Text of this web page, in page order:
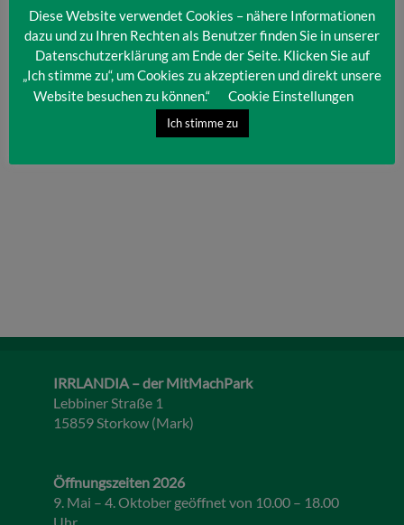
Uncategorized(80)
Unsere Gäste(1)
IRRLANDIA – der MitMachPark
Lebbiner Straße 1
15859 Storkow (Mark)
Öffnungszeiten 2026
9. Mai – 4. Oktober geöffnet von 10.00 – 18.00
Diese Website verwendet Cookies – nähere Informationen
dazu und zu Ihren Rechten als Benutzer finden Sie in unserer
Datenschutzerklärung am Ende der Seite. Klicken Sie auf
„Ich stimme zu“, um Cookies zu akzeptieren und direkt unsere
Website besuchen zu können.“
Cookie Einstellungen
Ich stimme zu